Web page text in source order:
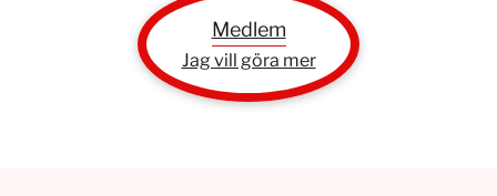
Medlem
Jag vill göra mer